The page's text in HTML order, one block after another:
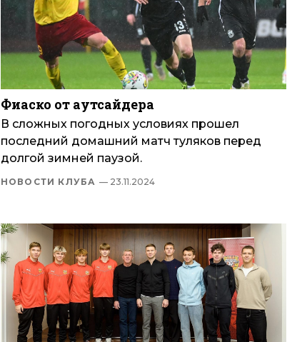
Фиаско от аутсайдера
В сложных погодных условиях прошел
последний домашний матч туляков перед
долгой зимней паузой.
НОВОСТИ КЛУБА — 23.11.2024